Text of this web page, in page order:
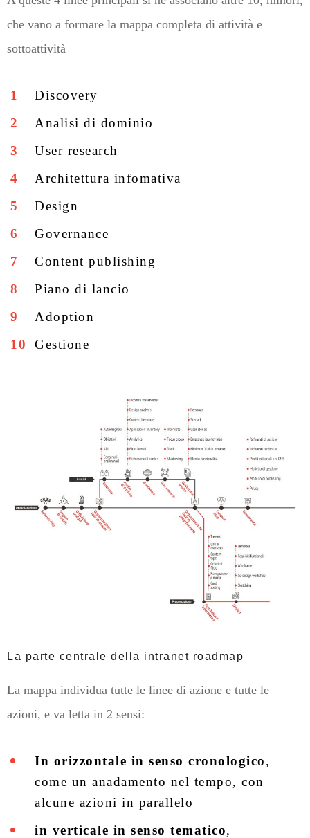
che vano a formare la mappa completa di attività e
sottoattività
Discovery
Analisi di dominio
User research
Architettura infomativa
Design
Governance
Content publishing
Piano di lancio
Adoption
Gestione
La parte centrale della intranet roadmap
La mappa individua tutte le linee di azione e tutte le
azioni, e va letta in 2 sensi:
In orizzontale in senso cronologico,
come un anadamento nel tempo, con
alcune azioni in parallelo
in verticale in senso tematico,